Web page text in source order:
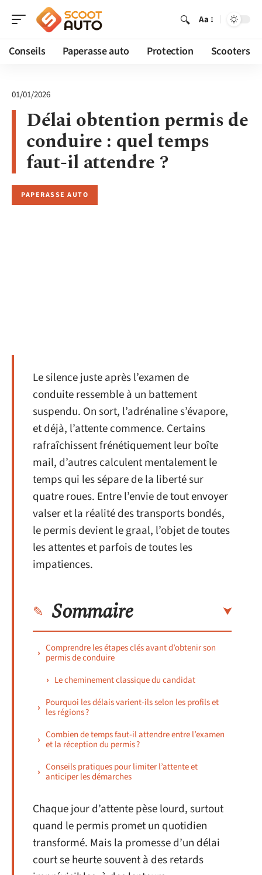
Aa
Conseils Paperasse auto Protection Scooters
01/01/2026
Délai obtention permis de
conduire : quel temps
faut-il attendre ?
PAPERASSE AUTO
Le silence juste après l’examen de
conduite ressemble à un battement
suspendu. On sort, l’adrénaline s’évapore,
et déjà, l’attente commence. Certains
rafraîchissent frénétiquement leur boîte
mail, d’autres calculent mentalement le
temps qui les sépare de la liberté sur
quatre roues. Entre l’envie de tout envoyer
valser et la réalité des transports bondés,
le permis devient le graal, l’objet de toutes
les attentes et parfois de toutes les
impatiences.
Sommaire
Comprendre les étapes clés avant d’obtenir son
permis de conduire
Le cheminement classique du candidat
Pourquoi les délais varient-ils selon les profils et
les régions ?
Combien de temps faut-il attendre entre l’examen
et la réception du permis ?
Conseils pratiques pour limiter l’attente et
anticiper les démarches
Chaque jour d’attente pèse lourd, surtout
quand le permis promet un quotidien
transformé. Mais la promesse d’un délai
court se heurte souvent à des retards